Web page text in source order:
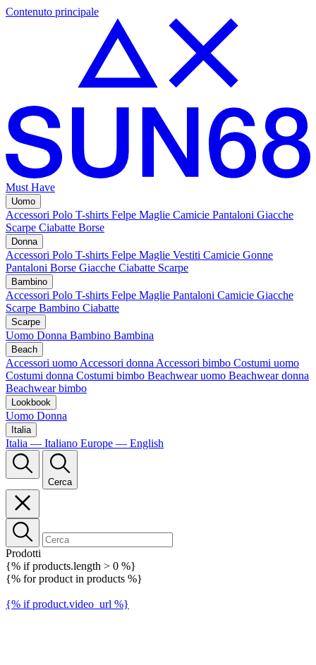
Contenuto principale
Must Have
Uomo
Accessori Polo T-shirts Felpe Maglie Camicie Pantaloni Giacche
Scarpe Ciabatte Borse
Donna
Accessori Polo T-shirts Felpe Maglie Vestiti Camicie Gonne
Pantaloni Borse Giacche Ciabatte Scarpe
Bambino
Accessori Polo T-shirts Felpe Maglie Pantaloni Camicie Giacche
Scarpe Bambino Ciabatte
Scarpe
Uomo Donna Bambino Bambina
Beach
Accessori uomo Accessori donna Accessori bimbo Costumi uomo
Costumi donna Costumi bimbo Beachwear uomo Beachwear donna
Beachwear bimbo
Lookbook
Uomo Donna
Italia
Italia — Italiano Europe — English
Cerca
Prodotti
{% if products.length > 0 %}
{% for product in products %}
{% if product.video_url %}